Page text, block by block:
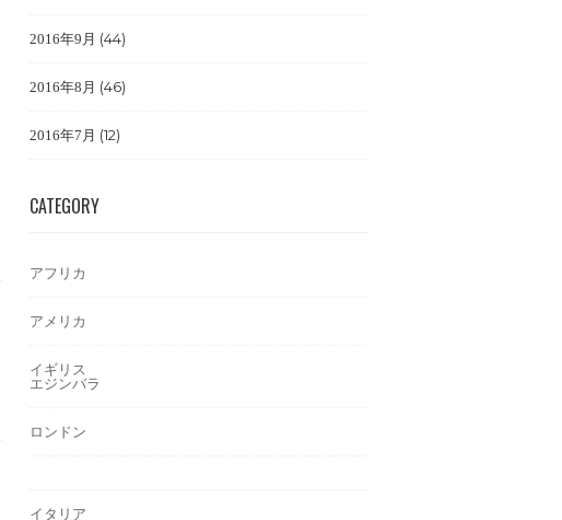
2016年9月 (44)
2016年8月 (46)
2016年7月 (12)
CATEGORY
アフリカ
アメリカ
イギリス
エジンバラ
ロンドン
イタリア